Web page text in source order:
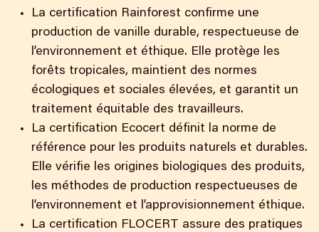
La certification Rainforest confirme une
production de vanille durable, respectueuse de
l’environnement et éthique. Elle protège les
forêts tropicales, maintient des normes
écologiques et sociales élevées, et garantit un
traitement équitable des travailleurs.
La certification Ecocert définit la norme de
référence pour les produits naturels et durables.
Elle vérifie les origines biologiques des produits,
les méthodes de production respectueuses de
l’environnement et l’approvisionnement éthique.
La certification FLOCERT assure des pratiques